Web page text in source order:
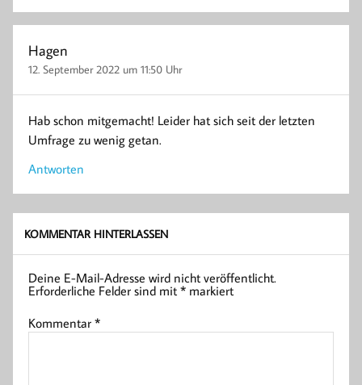
Hagen
12. September 2022 um 11:50 Uhr
Hab schon mitgemacht! Leider hat sich seit der letzten
Umfrage zu wenig getan.
Antworten
KOMMENTAR HINTERLASSEN
Deine E-Mail-Adresse wird nicht veröffentlicht.
Erforderliche Felder sind mit* markiert
Kommentar*